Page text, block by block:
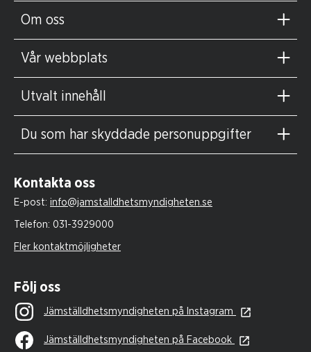
Om oss
Vår webbplats
Utvalt innehåll
Du som har skyddade personuppgifter
Kontakta oss
E-post: info@jamstalldhetsmyndigheten.se
Telefon: 031-3929000
Fler kontaktmöjligheter
Följ oss
Jämställdhetsmyndigheten på Instagram
Jämställdhetsmyndigheten på Facebook